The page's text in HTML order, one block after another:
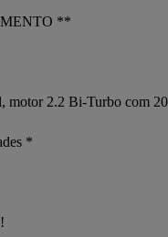
**
motor 2.2 Bi-Turbo com
*